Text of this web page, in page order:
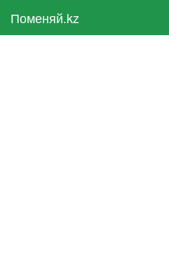
Поменяй.kz